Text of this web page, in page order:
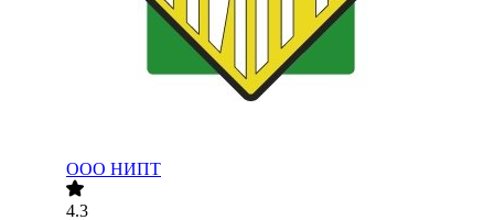
ООО НИПТ
4.3